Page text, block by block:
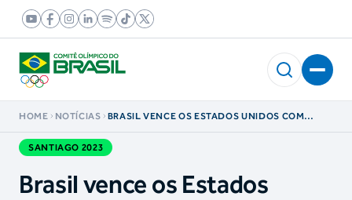
HOME NOTÍCIAS
BRASIL VENCE OS ESTADOS UNIDOS COM
À FINAL DOS JOGOS PAN-AMERICANOS
SANTIAGO 2023
Brasil vence os Estados